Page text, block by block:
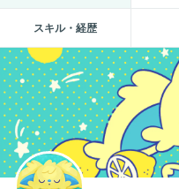
スキル・経歴